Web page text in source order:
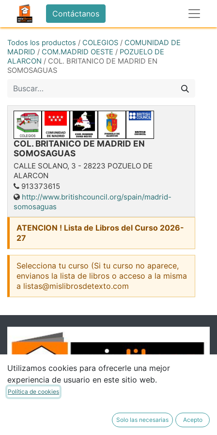
Contáctanos
Todos los productos / COLEGIOS / COMUNIDAD DE
MADRID / COM.MADRID OESTE / POZUELO DE
ALARCON / COL. BRITANICO DE MADRID EN
SOMOSAGUAS
COL. BRITANICO DE MADRID EN
SOMOSAGUAS
CALLE SOLANO, 3 - 28223 POZUELO DE
ALARCON
913373615
http://www.britishcouncil.org/spain/madrid-
somosaguas
ATENCION ! Lista de Libros del Curso 2026-
27
Selecciona tu curso (Si tu curso no aparece,
envianos la lista de libros o acceso a la misma
a listas@mislibrosdetexto.com
Utilizamos cookies para ofrecerle una mejor
experiencia de usuario en este sitio web.
Política de cookies
Solo las necesarias Acepto